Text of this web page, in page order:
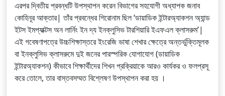
এরপর দ্বিতীয় প্রবন্ধটি উপস্থাপন করেন বিভাগের সহযোগী অধ্যাপক জনাব
কোহিনূর আক্তার| তাঁর প্রবন্ধের শিরোনাম ছিল ‘ডায়াডিক ইন্টারঅ্যাকশন অ্যান্ড
ইটস ইমপ্যাক্টস অন লার্নিং ইন দ্য ইনক্লুসিভ টারশিয়ারি ইএফএল ক্লাসরুম’|
এই গবেষণাপত্রে উচ্চশিক্ষাস্তরে ইংরেজি ভাষা শেখার ক্ষেত্রে অন্তর্ভুক্তিমূলক
বা ইনক্লুসিভ ক্লাসরুমে দুই জনের পারস্পরিক যোগাযোগ (ডায়াডিক
ইন্টারঅ্যাকশন) কীভাবে শিক্ষার্থীদের শিখন প্রক্রিয়াকে আরও কার্যকর ও ফলপ্রসূ
করে তোলে, তার বাস্তবসম্মত বিশ্লেষণ উপস্থাপন করা হয় ।